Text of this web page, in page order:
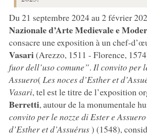
Du 21 septembre 2024 au 2 février
Nazionale d’Arte Medievale e
consacre une exposition à un chef-
Vasari(Arezzo, 1511 - Florence,
fuor dell’uso comune”. Ilconvito per
Assuero( Les noces d’Esther et
Vasari, tel est le titre de l’exposition
Berretti, autour de la monumentale
convito per le nozze di Ester e
d’Esther et d’Assuérus) (1548),